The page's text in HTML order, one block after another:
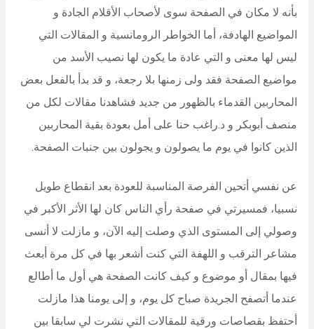
بأنه لا مكان في الصفحة سوى لأصحاب الأقلام الجادة و
المواضيع الهادفة، أما الخواطر الرومانسية و المقالات التي
ليس لها معنى و التي عادة ما يكون لها نصيب الأسد من
مواضيع الصفحة فقد ولى زمنها بلا رجعة، و قد بدأ بالفعل بعض
المحاربين القدماء بالظهور من جديد فشاهدنا مقالات لكل من
منصف أبوبكر و د.راغب حنا على أمل بعودة بقية المحاربين
الذين كانوا في يوم ما يصولون و يجولون بين جنبات الصفحة.
عن نفسي أتحين الفرصة المناسبة للعودة بعد انقطاع طويل
نسبيا، فمسيرتي في صفحة رأي الناس كان لها الأثر الأكبر في
وصولي إلى المستوى الذي وصلت إليه الآن، و مازلت لا أنسى
مشاعر الترقب و اللهفة التي كنت أشعر بها في كل مرة أبعث
فيها بمقال أو موضوع و كيف كانت الصفحة هي أول ما أطالع
عندما أتصفح الجريدة صباح كل يوم، و إلى يومنا هذا مازلت
أحتفظ بقصاصات ورقية للمقالات التي نشرت لي سابقا بين